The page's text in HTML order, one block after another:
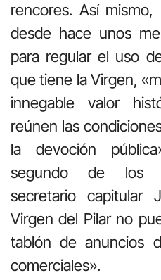
rencores. Así
desde hace unos
para regular el uso
que tiene la Virgen,
innegable valor
reúnen las
la devoción
segundo de los
secretario capitular
Virgen del Pilar no
tablón de anuncios
comerciales».